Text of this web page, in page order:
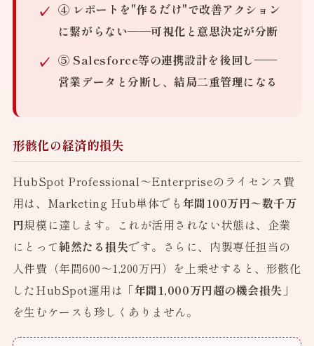
④ レポートを"作るだけ"で改善アクション
に繋がらない——可視化と意思決定が分断
⑤ Salesforce等の連携設計を後回し——
営業データと分断し、結局二重管理になる
形骸化の経済的損失
HubSpot Professional〜Enterpriseのライセンス費
用は、Marketing Hub単体でも 年間100万円〜数千万
円規模に達します。これが活用されない状態は、企業
にとって純然たる損失です。さらに、内製専任担当の
人件費（年間600〜1,200万円）を上乗せすると、形骸化
したHubSpot運用は 「年間1,000万円超の機会損失」
を生むケースも珍しくありません。